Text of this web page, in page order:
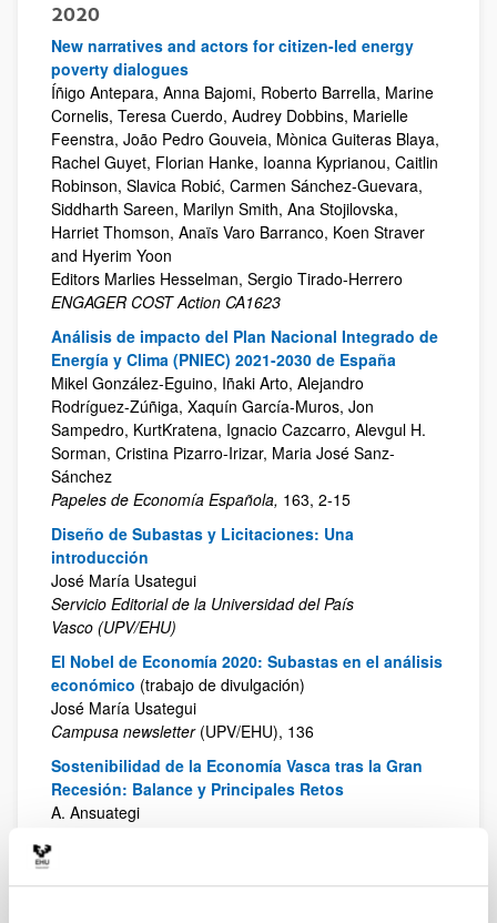
2020
New narratives and actors for citizen-led energy
poverty dialogues
Íñigo Antepara, Anna Bajomi, Roberto Barrella, Marine
Cornelis, Teresa Cuerdo, Audrey Dobbins, Marielle
Feenstra, João Pedro Gouveia, Mònica Guiteras Blaya,
Rachel Guyet, Florian Hanke, Ioanna Kyprianou, Caitlin
Robinson, Slavica Robić, Carmen Sánchez-Guevara,
Siddharth Sareen, Marilyn Smith, Ana Stojilovska,
Harriet Thomson, Anaïs Varo Barranco, Koen Straver
and Hyerim Yoon
Editors Marlies Hesselman, Sergio Tirado-Herrero
ENGAGER COST Action CA1623
Análisis de impacto del Plan Nacional Integrado de
Energía y Clima (PNIEC) 2021-2030 de España
Mikel González-Eguino, Iñaki Arto, Alejandro
Rodríguez-Zúñiga, Xaquín García-Muros, Jon
Sampedro, KurtKratena, Ignacio Cazcarro, Alevgul H.
Sorman, Cristina Pizarro-Irizar, Maria José Sanz-
Sánchez
Papeles de Economía Española, 163, 2-15
Diseño de Subastas y Licitaciones: Una
introducción
José María Usategui
Servicio Editorial de la Universidad del País
Vasco (UPV/EHU)
El Nobel de Economía 2020: Subastas en el análisis
económico (trabajo de divulgación)
José María Usategui
Campusa newsletter(UPV/EHU), 136
Sostenibilidad de la Economía Vasca tras la Gran
Recesión: Balance y Principales Retos
A. Ansuategi
Participatory budgeting, some issues